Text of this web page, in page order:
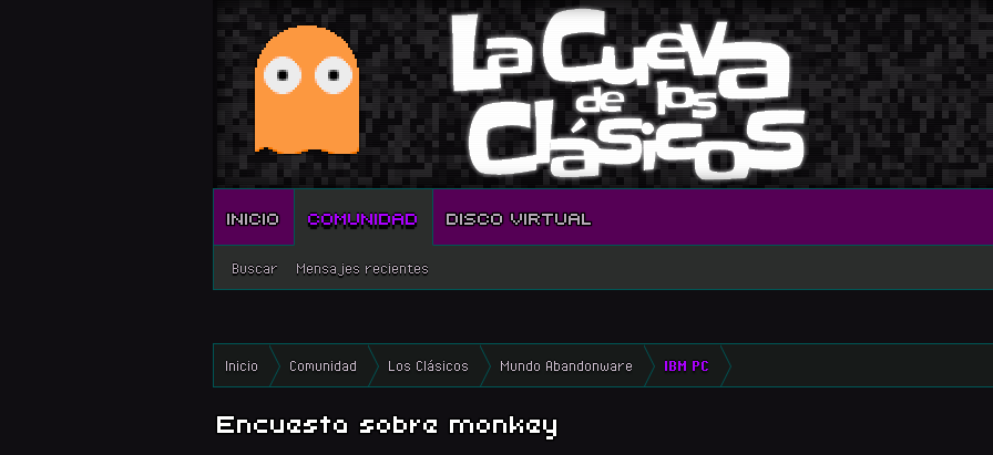
INICIO COMUNIDAD
Buscar Mensajes recientes
DISCO VIRTUAL
Inicio Comunidad Los Clásicos Mundo Abandonware IBM PC
Encuesta sobre monkey